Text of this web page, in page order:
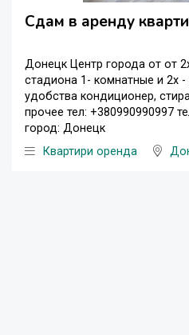
Сдам в аренду
Донецк Центр города от от
стадиона 1- комнатные и 2х
удобства кондиционер,
прочее тел: +380990990997
город: Донецк
Квартири оренда